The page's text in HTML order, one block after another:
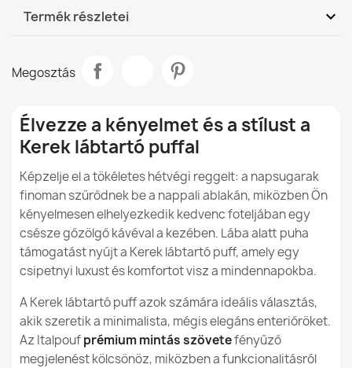
A Design sorozat babzsákait alkalmasak
gyermekek számára?
Milyen felhasználásra ajánlottak a Design sorozat
babzsákait?
A Design sorozat babzsákája folt- és
szennyeződésállóak?
A Design sorozatú babzsákok alkalmasak
ajándéknak?
Babzsáktöltet és Foteltöltő EPS Granulátum
7 990,00 Ft
Kerek lábtartó puff - Outdoor Pro Kültéri Vízálló
3 595,50 Ft
Kerek lábtartó puff - Bouclé (Báránybőr hatású)
11 990,00 Ft
DHL / GLS Magyarország - Utánvét
(COD)
Termék részletei expand_more
Adatlap
Modell Lábtartó
Típus Lábpárna
Rendeltetésszerű
Használat
Belső Terekhez
Levehető Huzat Nem
Garancia Anyag 24 Hónap
Megadott referenciák
Megosztás
Élvezze a kényelmet és a stílust a
Kerek lábtartó puffal
Képzelje el a tökéletes hétvégi reggelt: a napsugarak
finoman szűrődnek be a nappali ablakán, miközben Ön
kényelmesen elhelyezkedik kedvenc foteljában egy
csésze gőzölgő kávéval a kezében. Lába alatt puha
támogatást nyújt a Kerek lábtartó puff, amely egy
csipetnyi luxust és komfortot visz a mindennapokba.
A Kerek lábtartó puff azok számára ideális választás,
akik szeretik a minimalista, mégis elegáns enteriőröket.
Az Italpoufprémium mintás szövetefényűző
megjelenést kölcsönöz, miközben a funkcionalitásról